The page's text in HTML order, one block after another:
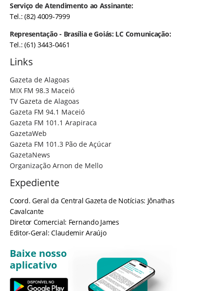
Serviço de Atendimento ao Assinante:
Tel.: (82) 4009-7999
Representação - Brasília e Goiás: LC Comunicação:
Tel.: (61) 3443-0461
Links
Gazeta de Alagoas
MIX FM 98.3 Maceió
TV Gazeta de Alagoas
Gazeta FM 94.1 Maceió
Gazeta FM 101.1 Arapiraca
GazetaWeb
Gazeta FM 101.3 Pão de Açúcar
GazetaNews
Organização Arnon de Mello
Expediente
Coord. Geral da Central Gazeta de Notícias: Jônathas
Cavalcante
Diretor Comercial: Fernando James
Editor-Geral: Claudemir Araújo
Baixe nosso
aplicativo